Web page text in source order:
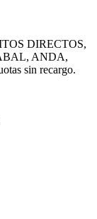
DIRECTOS,
ANDA,
sin recargo.